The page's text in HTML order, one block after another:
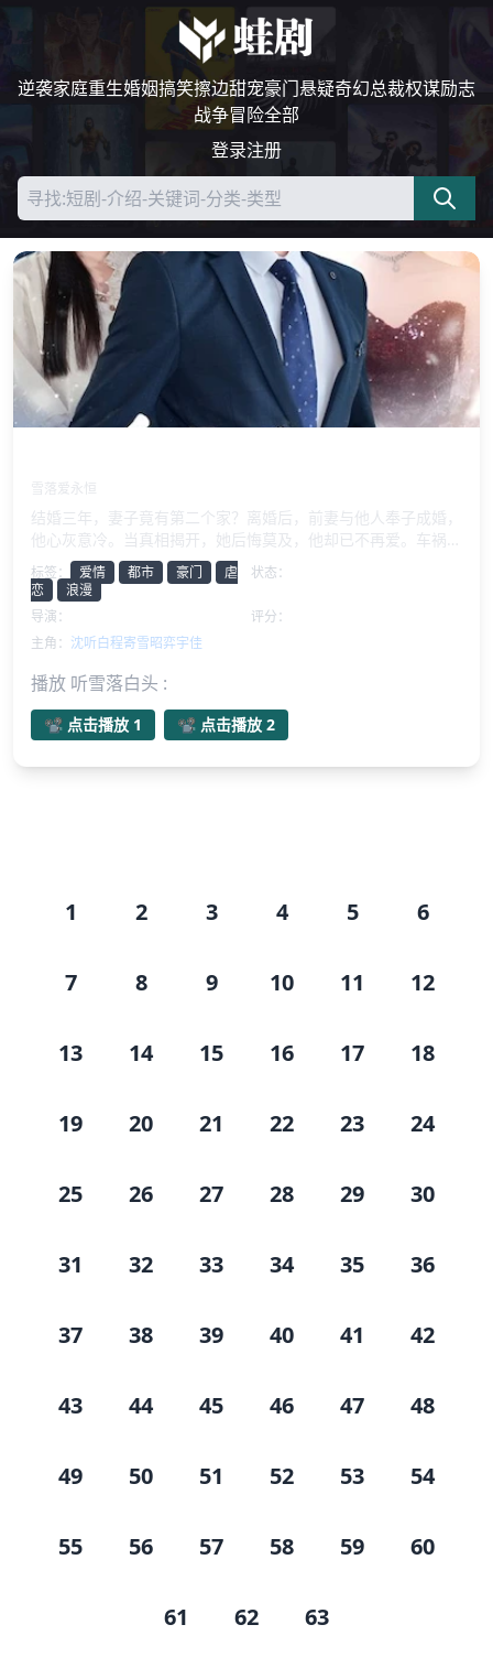
逆袭家庭重生婚姻搞笑擦边甜宠豪门悬疑奇幻总裁权谋励志
战争冒险全部
登录注册
雪落爱永恒
结婚三年，妻子竟有第二个家？离婚后，前妻与他人奉子成婚，
他心灰意冷。当真相揭开，她后悔莫及，他却已不再爱。车祸
后，他救了别人，她质问为何不是她？他们还能回到过去吗？
标签： 爱情 都市 豪门
虐
恋
浪漫
状态：
导演： 评分：
主角： 沈听白程寄雪昭弈宇佳
播放 听雪落白头 :
📽️ 点击播放 1 📽️ 点击播放 2
1 2 3 4 5 6
7 8 9 10 11 12
13 14 15 16 17 18
19 20 21 22 23 24
25 26 27 28 29 30
31 32 33 34 35 36
37 38 39 40 41 42
43 44 45 46 47 48
49 50 51 52 53 54
55 56 57 58 59 60
61 62 63